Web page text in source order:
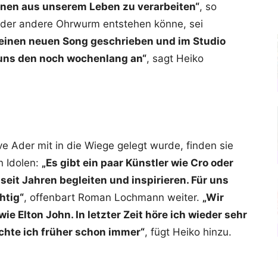
aus unserem Leben zu verarbeiten“, so
andere Ohrwurm entstehen könne, sei
neuen Song geschrieben und im Studio
den noch wochenlang an“, sagt Heiko
Ader mit in die Wiege gelegt wurde, finden sie
Idolen: „Es gibt ein paar Künstler wie Cro oder
Jahren begleiten und inspirieren. Für uns
, offenbart Roman Lochmann weiter. „Wir
Elton John. In letzter Zeit höre ich wieder sehr
ich früher schon immer“, fügt Heiko hinzu.